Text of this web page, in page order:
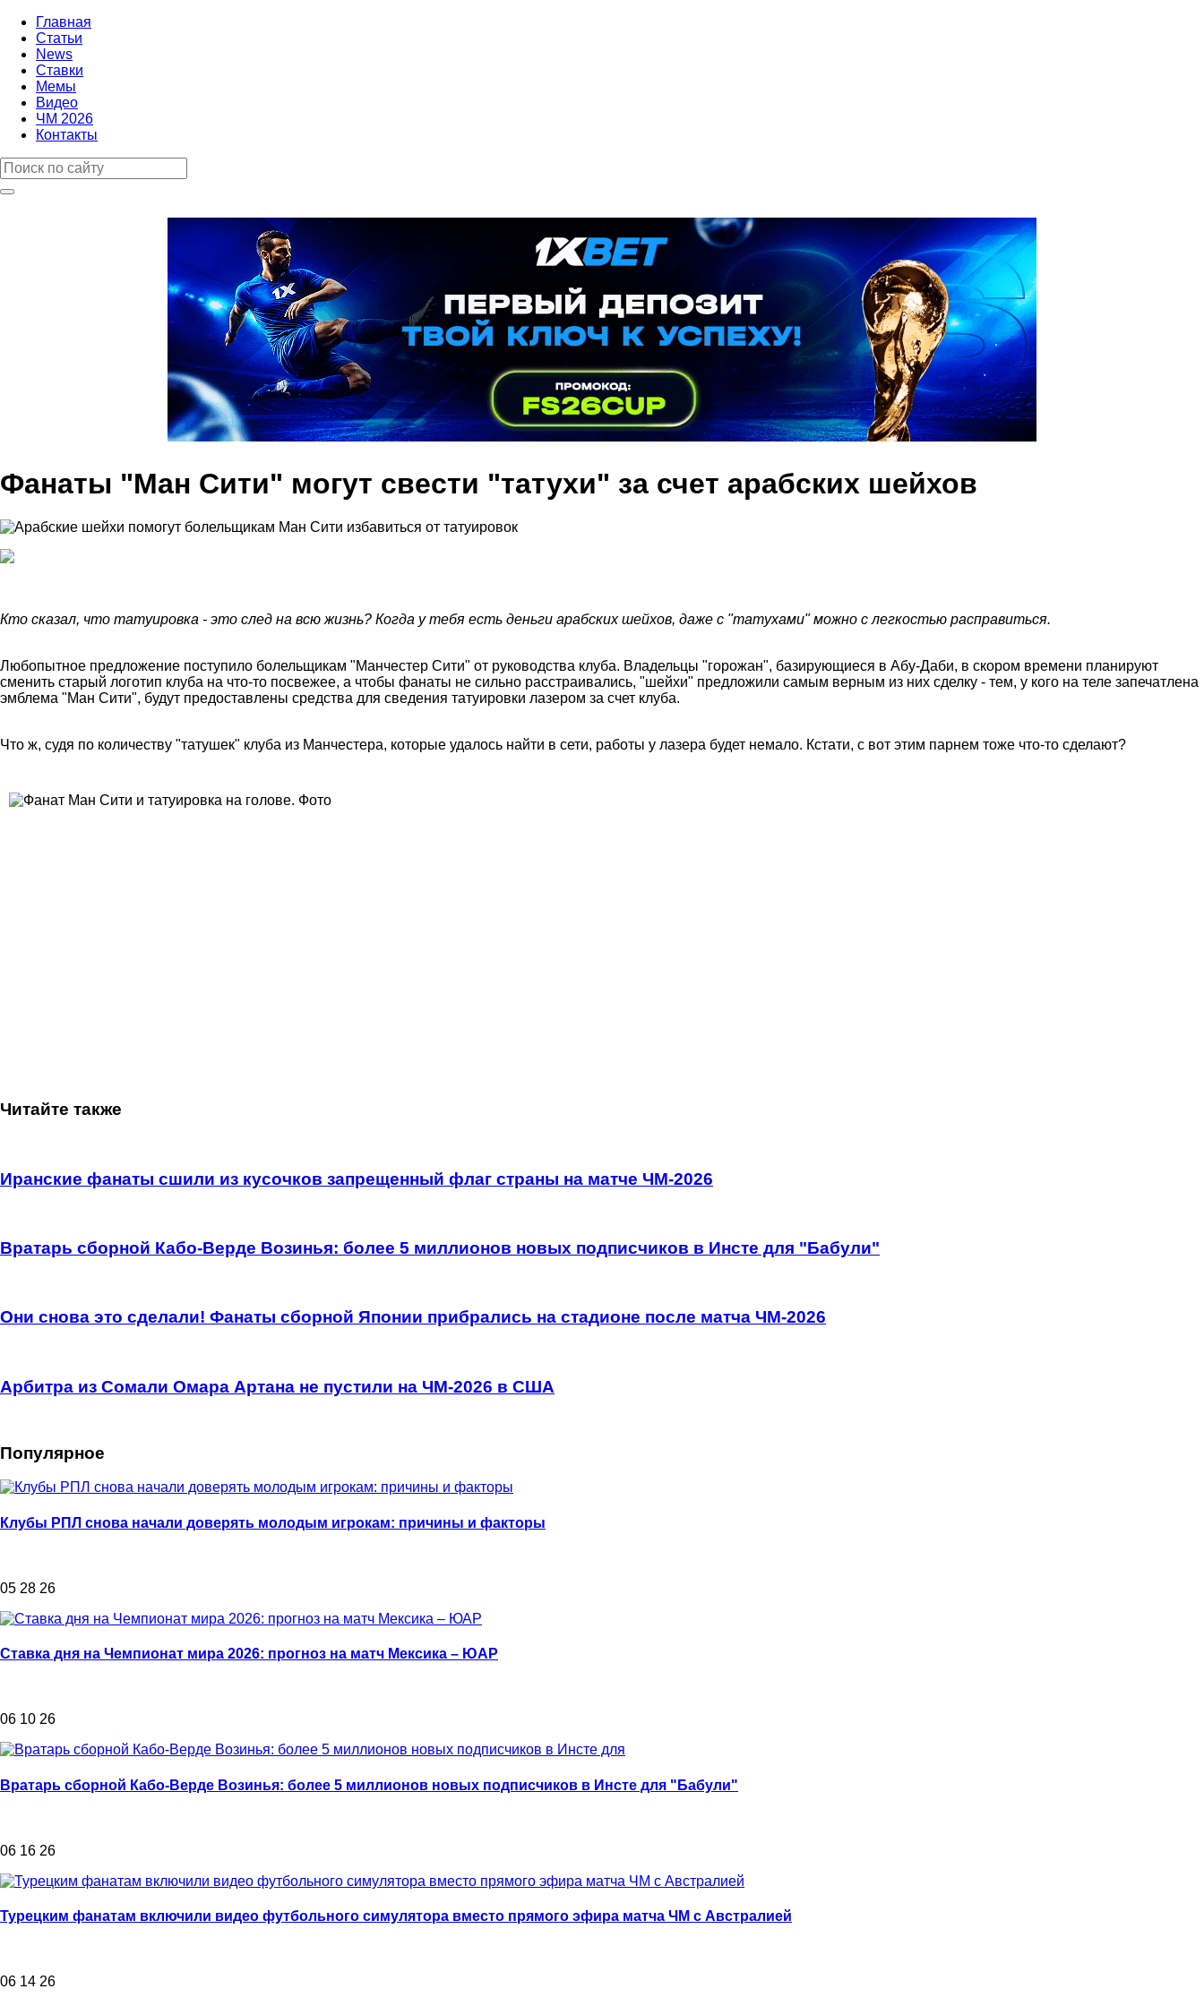
Главная
Статьи
News
Ставки
Мемы
Видео
ЧМ 2026
Контакты
Фанаты "Ман Сити" могут свести "татухи" за счет арабских шейхов
Кто сказал, что татуировка - это след на всю жизнь? Когда у тебя есть деньги арабских шейхов, даже с "татухами" можно с легкостью расправиться.
Любопытное предложение поступило болельщикам "Манчестер Сити" от руководства клуба. Владельцы "горожан", базирующиеся в Абу-Даби, в скором времени планируют
сменить старый логотип клуба на что-то посвежее, а чтобы фанаты не сильно расстраивались, "шейхи" предложили самым верным из них сделку - тем, у кого на теле запечатлена
эмблема "Ман Сити", будут предоставлены средства для сведения татуировки лазером за счет клуба.
Что ж, судя по количеству "татушек" клуба из Манчестера, которые удалось найти в сети, работы у лазера будет немало. Кстати, с вот этим парнем тоже что-то сделают?
Читайте также
Иранские фанаты сшили из кусочков запрещенный флаг страны на матче ЧМ-2026
Вратарь сборной Кабо-Верде Возинья: более 5 миллионов новых подписчиков в Инсте для "Бабули"
Они снова это сделали! Фанаты сборной Японии прибрались на стадионе после матча ЧМ-2026
Арбитра из Сомали Омара Артана не пустили на ЧМ-2026 в США
Популярное
Клубы РПЛ снова начали доверять молодым игрокам: причины и факторы
05 28 26
Ставка дня на Чемпионат мира 2026: прогноз на матч Мексика – ЮАР
06 10 26
Вратарь сборной Кабо-Верде Возинья: более 5 миллионов новых подписчиков в Инсте для "Бабули"
06 16 26
Турецким фанатам включили видео футбольного симулятора вместо прямого эфира матча ЧМ с Австралией
06 14 26